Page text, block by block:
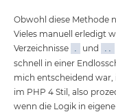
Obwohl diese Methode
Vieles manuell erledigt
Verzeichnisse
und
schnell in einer
mich entscheidend war,
im PHP 4 Stil, also
wenn die Logik in